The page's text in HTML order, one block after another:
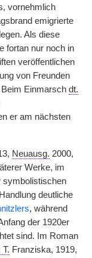
vornehmlich
emigrierte
Als diese
fortan nur noch in
veröffentlichen
von Freunden
Einmarsch dt.
er am nächsten
Neuausg. 2000,
Werke, im
symbolistischen
deutliche
, während
der 1920er
sind. Im Roman
T. Franziska, 1919,